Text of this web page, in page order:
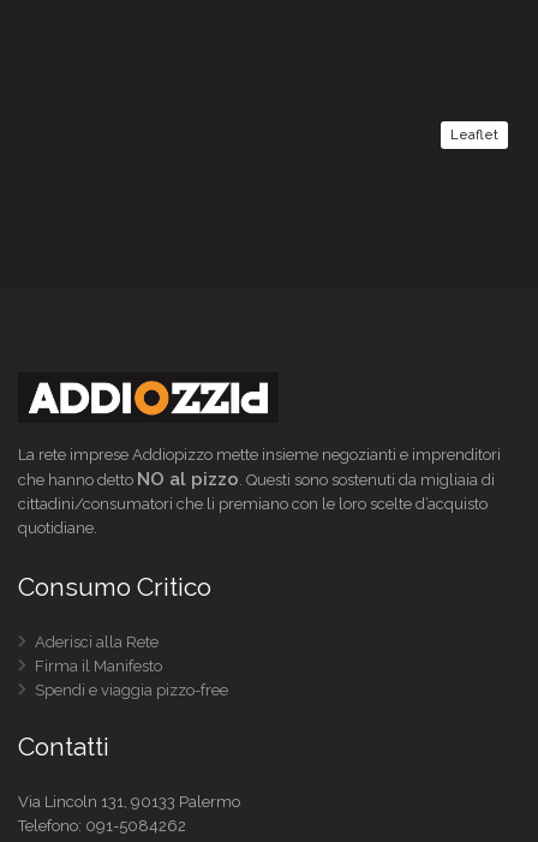
Leaflet
La rete imprese Addiopizzo mette insieme negozianti e imprenditori
che hanno detto NO al pizzo. Questi sono sostenuti da migliaia di
cittadini/consumatori che li premiano con le loro scelte d’acquisto
quotidiane.
Consumo Critico
Aderisci alla Rete
Firma il Manifesto
Spendi e viaggia pizzo-free
Contatti
Via Lincoln 131, 90133 Palermo
Telefono: 091-5084262